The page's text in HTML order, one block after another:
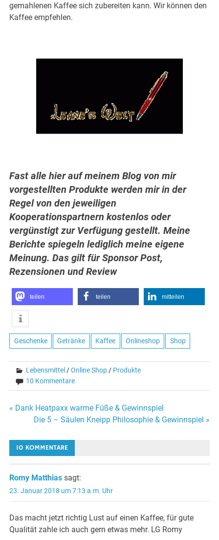
gemahlenen Kaffee sich zubereiten kann. Wir können den
Kaffee empfehlen.
Fast alle hier auf meinem Blog von mir
vorgestellten Produkte werden mir in der
Regel von den jeweiligen
Kooperationspartnernkostenlos oder
vergünstigt zur Verfügung gestellt. Meine
Berichte spiegeln lediglichmeine eigene
Meinung. Das gilt für Sponsor Post,
Rezensionen undReview
teilen teilen mitteilen
Geschenke Getränke Kaffee Onlineshop Shop
Lebensmittel /Online Shop/ Produkte
10 Kommentare
Beitragsnavigation
« Dank Heatpaxx warme Füße & Gewinnspiel
Die 5 – Säulen Kneipp Philosophie & Gewinnspiel »
10 KOMMENTARE
Romy Matthias sagt:
23. Januar 2018 um 7:13 a.m. Uhr
Das macht jetzt richtig Lust auf einen Kaffee, für gute
Qualität zahle ich auch gern etwas mehr. LG Romy